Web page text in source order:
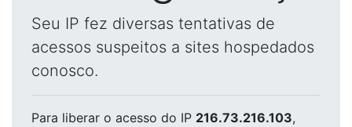
Seu IP fez diversas tentativas de
acessos suspeitos a sites hospedados
conosco.
Para liberar o acesso do IP 216.73.216.103,